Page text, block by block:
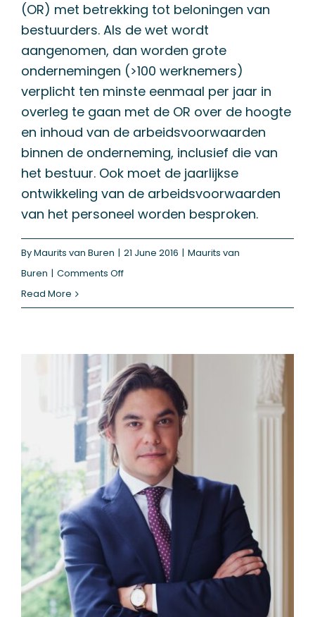
(OR) met betrekking tot beloningen van
bestuurders. Als de wet wordt
aangenomen, dan worden grote
ondernemingen (>100 werknemers)
verplicht ten minste eenmaal per jaar in
overleg te gaan met de OR over de hoogte
en inhoud van de arbeidsvoorwaarden
binnen de onderneming, inclusief die van
het bestuur. Ook moet de jaarlijkse
ontwikkeling van de arbeidsvoorwaarden
van het personeel worden besproken.
ByMaurits van Buren | 21 June 2016 | Maurits van
Buren | Comments Offon
bij
beloningen
bestuurders
Read More